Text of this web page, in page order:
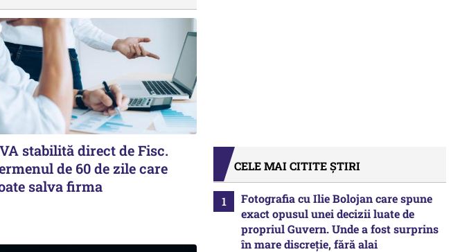
stabilită direct de Fisc.
de 60 de zile care
salva firma
CELE MAI CITITE ȘTIRI
Fotografia cu Ilie Bolojan care spune
exact opusul unei decizii luate de
propriul Guvern. Unde a fost surprins
în mare discreție, fără alai